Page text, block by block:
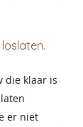
die klaar is
er niet